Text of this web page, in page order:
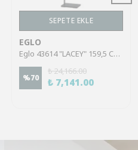
SEPETE EKLE
EGLO
Eglo 43614 "LACEY" 159,5 Cm Yüksekliğinde Çelik, Ahşap Köşe Lambası Lambader
%70
₺ 24,166.00
₺ 7,141.00